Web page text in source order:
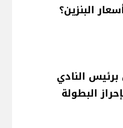
البنزين؟
النادي
البطولة